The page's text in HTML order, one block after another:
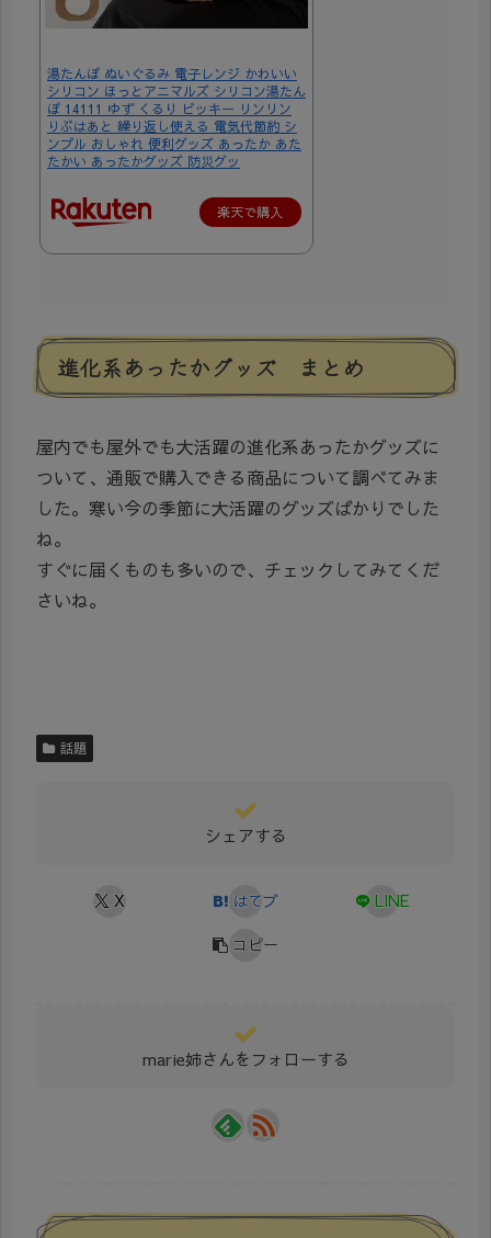
湯たんぽ ぬいぐるみ 電子レンジ かわいい
シリコン ほっとアニマルズ シリコン湯たん
ぽ 14111 ゆず くるり ビッキー リンリン
りぶはあと 繰り返し使える 電気代節約 シ
ンプル おしゃれ 便利グッズ あったか あた
たかい あったかグッズ 防災グッ
楽天で購入
進化系あったかグッズ まとめ
屋内でも屋外でも大活躍の進化系あったかグッズに
ついて、通販で購入できる商品について調べてみま
した。寒い今の季節に大活躍のグッズばかりでした
ね。
すぐに届くものも多いので、チェックしてみてくだ
さいね。
話題
シェアする
X はてブ
LINE
コピー
marie姉さんをフォローする